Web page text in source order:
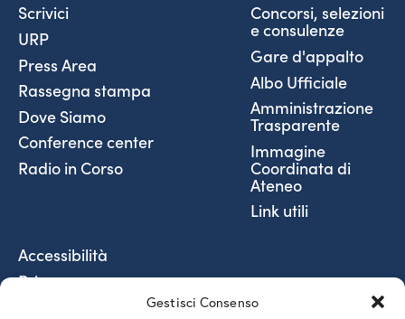
Gestisci Consenso
Scrivici
URP
Press Area
Rassegna stampa
Dove Siamo
Conference center
Radio in Corso
Concorsi, selezioni
e consulenze
Gare d'appalto
Albo Ufficiale
Amministrazione
Trasparente
Immagine
Coordinata di
Ateneo
Link utili
Accessibilità
Privacy
Social Media Policy